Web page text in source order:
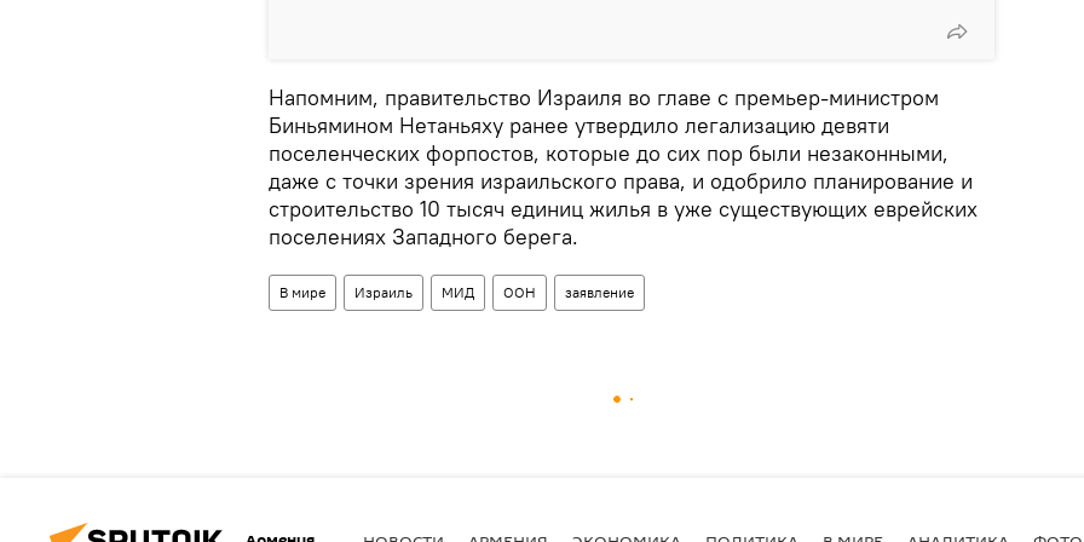
Напомним, правительство Израиля во главе с премьер-министром
Биньямином Нетаньяху ранее утвердило легализацию девяти
поселенческих форпостов, которые до сих пор были незаконными,
даже с точки зрения израильского права, и одобрило планирование и
строительство 10 тысяч единиц жилья в уже существующих еврейских
поселениях Западного берега.
В мире Израиль МИД ООН заявление